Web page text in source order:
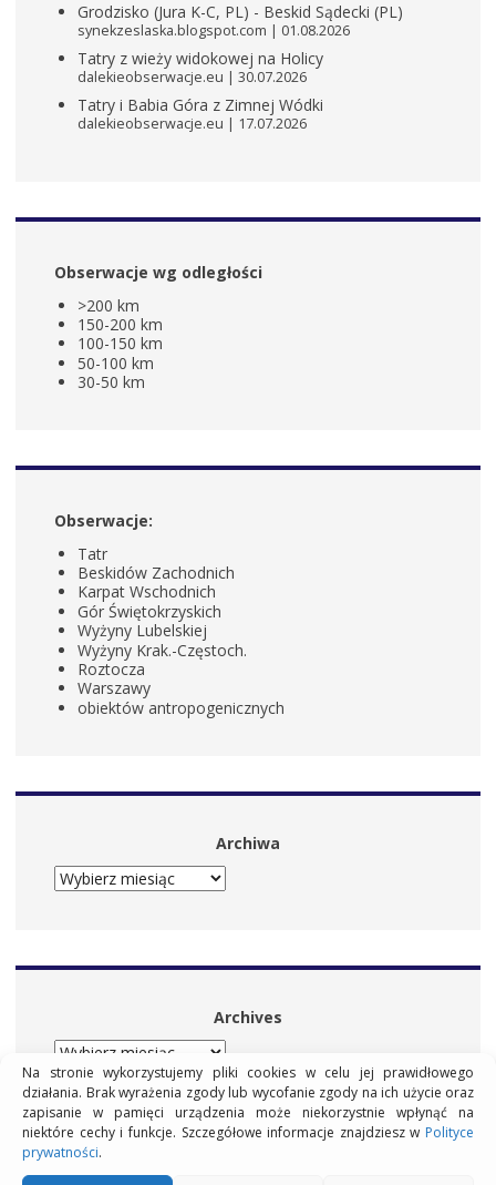
Na stronie wykorzystujemy pliki cookies w celu jej prawidłowego
działania. Brak wyrażenia zgody lub wycofanie zgody na ich użycie oraz
zapisanie w pamięci urządzenia może niekorzystnie wpłynąć na
niektóre cechy i funkcje. Szczegółowe informacje znajdziesz w Polityce
prywatności.
Grodzisko (Jura K-C, PL) - Beskid Sądecki (PL)
synekzeslaska.blogspot.com 01.08.2026
Tatry z wieży widokowej na Holicy
dalekieobserwacje.eu 30.07.2026
Tatry i Babia Góra z Zimnej Wódki
dalekieobserwacje.eu 17.07.2026
Obserwacje wg odległości
>200 km
150-200 km
100-150 km
50-100 km
30-50 km
Obserwacje:
Tatr
Beskidów Zachodnich
Karpat Wschodnich
Gór Świętokrzyskich
Wyżyny Lubelskiej
Wyżyny Krak.-Częstoch.
Roztocza
Warszawy
obiektów antropogenicznych
Archiwa
ARCHIWA
Archives
ARCHIVES
© Wszelkie prawa zastrzeżone.